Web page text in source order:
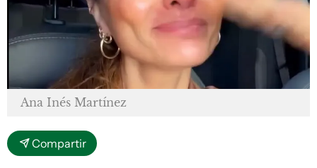
Ana Inés Martínez
Compartir